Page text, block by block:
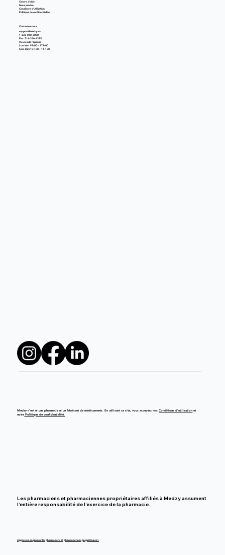
Apprenez-en plus sur les pharmaciens et pharmaciennes propriétaires >
Centre d'aide
Nous joindre
Conditions d'utilisation
Politique de confidentialité
Contactez-nous
support@medzy.ca
1-833-818-3030
Fax: 514-316-4325
Heures de réponse
Lun-Ven 9 h 00 – 17 h 00
Sam-Dim 10 h 00 – 16 h 00
Les pharmaciens et pharmaciennes propriétaires affiliés à Medzy assument
l’entière responsabilité de l’exercice de la pharmacie.
Medzy n’est ni une pharmacie ni un fabricant de médicaments. En utilisant ce site, vous acceptez nosConditions d’utilisation et
notrePolitique de confidentialité.